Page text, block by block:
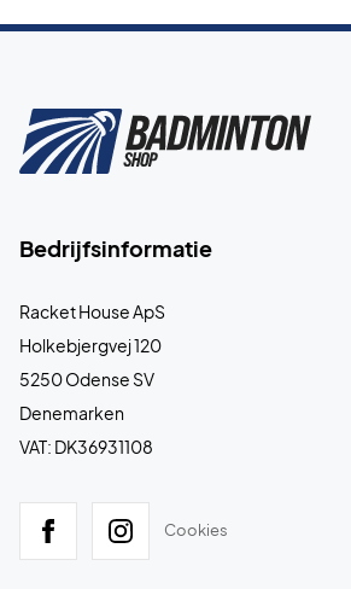
Bedrijfsinformatie
Racket House ApS
Holkebjergvej 120
5250 Odense SV
Denemarken
VAT: DK36931108
Cookies